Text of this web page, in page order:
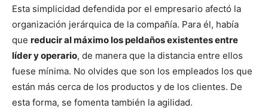
Esta simplicidad defendida por el empresario afectó la
organización jerárquica de la compañía. Para él, había
que reducir al máximo los peldaños existentes entre
líder y operario, de manera que la distancia entre ellos
fuese mínima. No olvides que son los empleados los que
están más cerca de los productos y de los clientes. De
esta forma, se fomenta también la agilidad.